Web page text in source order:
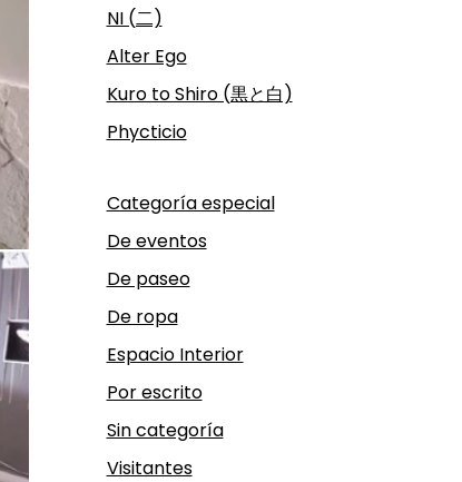
NI (二)
Alter Ego
Kuro to Shiro (黒と白)
Phycticio
Categoría especial
De eventos
De paseo
De ropa
Espacio Interior
Por escrito
Sin categoría
Visitantes